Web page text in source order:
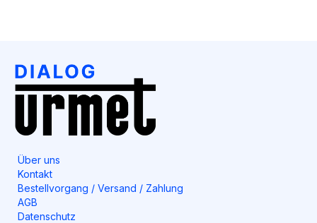
Über uns
Kontakt
Bestellvorgang / Versand / Zahlung
AGB
Datenschutz